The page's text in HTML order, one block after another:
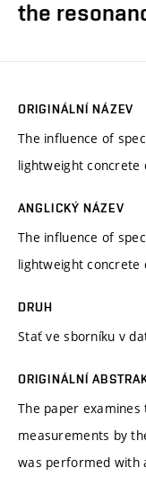
the
ORIGINÁLNÍ NÁZEV
The influence of
lightweight concrete
ANGLICKÝ NÁZEV
The influence of
lightweight concrete
DRUH
Stať ve sborníku v
ORIGINÁLNÍ
The paper examines
measurements by
was performed with